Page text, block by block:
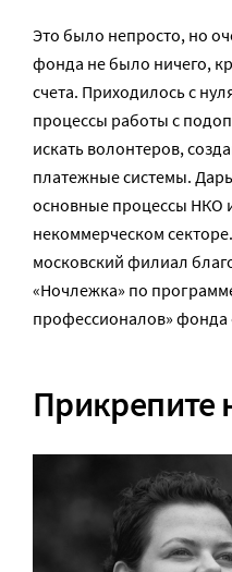
Это было непросто, но
фонда не было ничего,
счета. Приходилось с
процессы работы с
искать волонтеров,
платежные системы.
основные процессы НКО
некоммерческом
московский филиал
«Ночлежка» по
профессионалов» фонда
Прикрепите